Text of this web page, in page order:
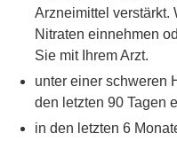
Arzneimittel verstärkt.
Nitraten einnehmen
Sie mit Ihrem Arzt.
unter einer schweren
den letzten 90 Tagen
in den letzten 6